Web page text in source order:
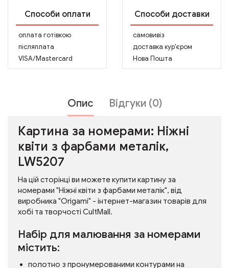
Способи оплати
оплата готівкою
післяплата
VISA/Mastercard
Способи доставки
самовивіз
доставка кур'єром
Нова Пошта
Опис Відгуки (0)
Картина за номерами: Ніжні
квіти з фарбами металік,
LW5207
На цій сторінці ви можете купити картину за
номерами "Ніжні квіти з фарбами металік", від
виробника "Origami" - інтернет-магазин товарів для
хобі та творчості CultMall.
Набір для малювання за номерами
містить:
полотно з пронумерованими контурами на